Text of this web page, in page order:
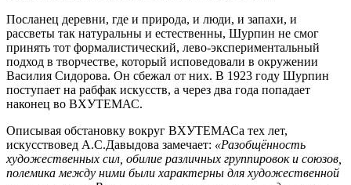
Посланец деревни, где и природа, и люди, и запахи, и
рассветы так натуральны и естественны, Шурпин не смог
принять тот формалистический, лево-экспериментальный
подход в творчестве, который исповедовали в окружении
Василия Сидорова. Он сбежал от них. В 1923 году Шурпин
поступает на рабфак искусств, а через два года попадает
наконец во ВХУТЕМАС.
Описывая обстановку вокруг ВХУТЕМАСа тех лет,
искусствовед А.С.Давыдова замечает: «Разобщённость
художественных сил, обилие различных группировок и союзов,
полемика между ними были характерны для художественной